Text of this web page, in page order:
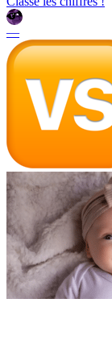
—